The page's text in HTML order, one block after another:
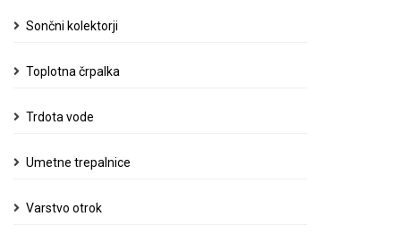
Sončni kolektorji
Toplotna črpalka
Trdota vode
Umetne trepalnice
Varstvo otrok